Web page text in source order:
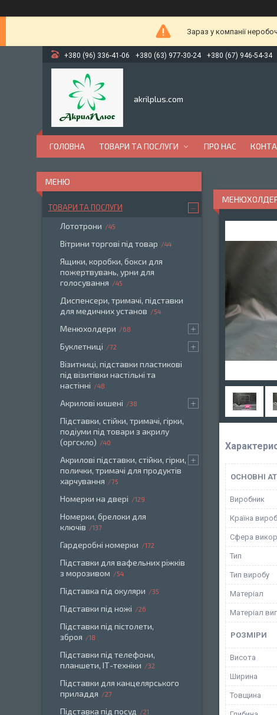
Зараз у компанії
+380 (96) 336-41-06 +380 (63) 977-30-24 +380 (67) 946-54-34
akrilplus.com
ГОЛОВНА ТОВАРИ ТА ПОСЛУГИ ПРО НАС
МЕНЮХОЛДЕР
ОСНОВНІ
Виробник
Країна
Сфера
Тип
Тип виробу
Матеріал
Матеріал
РОЗМІРИ
Висота
Ширина
Товщина
ТОВАРИ ТА ПОСЛУГИ
Лототрони 45
Вітрини торгові під товар 44
Ящики, коробки, бокси для
пожертвувань, урни для
голосування
45
Диспенсери, тримачі, підставки
для медичних установ
54
Менюхолдери 68
Буклетниці 72
Візитниці, підставки пластикові
під візитівки настільні та
настінні
48
Акрилові кишені 38
Підставки, стійки, тримачі, гірки,
подіуми під товари з акрилу
(оргскло)
40
Акрилові підставки, стійки, гірки,
полички, тримачі для продуктів
харчування
75
Номерки на двері 129
Номерки, брелоки для
ключів
137
Гардеробні номерки 172
Підставки для вафельних ріжків
з морозивом
54
Підставка під окуляри 35
Підставки під ножі 26
Підставки під пістолети,
зброя
18
Підставки під телефони,
планшети, ІТ-техніки
32
Підставки для канцелярського
приладдя
27
Підставка під посуд 21